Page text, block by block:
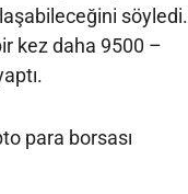
söyledi.
kez daha 9500 –
para borsası